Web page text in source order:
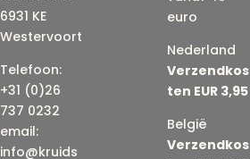
6931 KE
Westervoort
Telefoon:
+31 (0)26
737 0232
email:
info@kruids
euro
Nederland
Verzendkos
ten EUR 3,95
België
Verzendkos